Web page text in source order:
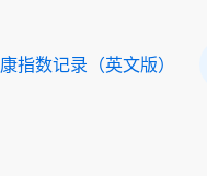
指数记录（英文版）